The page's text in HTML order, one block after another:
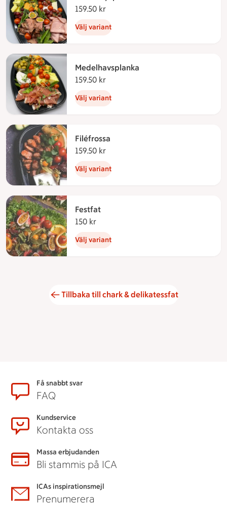
159.50 kr
Välj variant
Medelhavsplanka
159.50 kr
Välj variant
Filéfrossa
159.50 kr
Välj variant
Festfat
150 kr
Välj variant
Tillbaka till chark & delikatessfat
SidfotFå snabbt svar
FAQ
Kundservice
Kontakta oss
Massa erbjudanden
Bli stammis på ICA
ICAs inspirationsmejl
Prenumerera